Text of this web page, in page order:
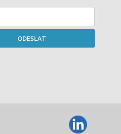
ODESLAT